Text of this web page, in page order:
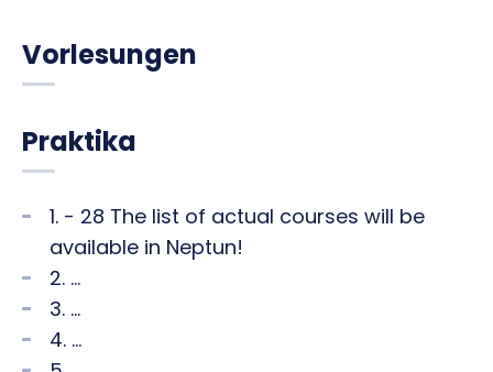
Vorlesungen
Praktika
1. - 28 The list of actual courses will be
available in Neptun!
2. ...
3. ...
4. ...